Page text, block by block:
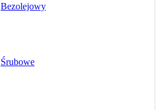
Bezolejowy
Śrubowe